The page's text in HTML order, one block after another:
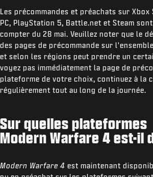
Les précommandes et préachats sur Xbox
PC, PlayStation 5, Battle.net et Steam
compter du 28 mai. Veuillez noter que le
des pages de précommande sur
et selon les régions peut prendre un
voyez pas immédiatement la page de
plateforme de votre choix, continuez à la
régulièrement tout au long de la journée.
Sur quelles plateformes
Modern Warfare 4 est-il
Modern Warfare 4 est maintenant